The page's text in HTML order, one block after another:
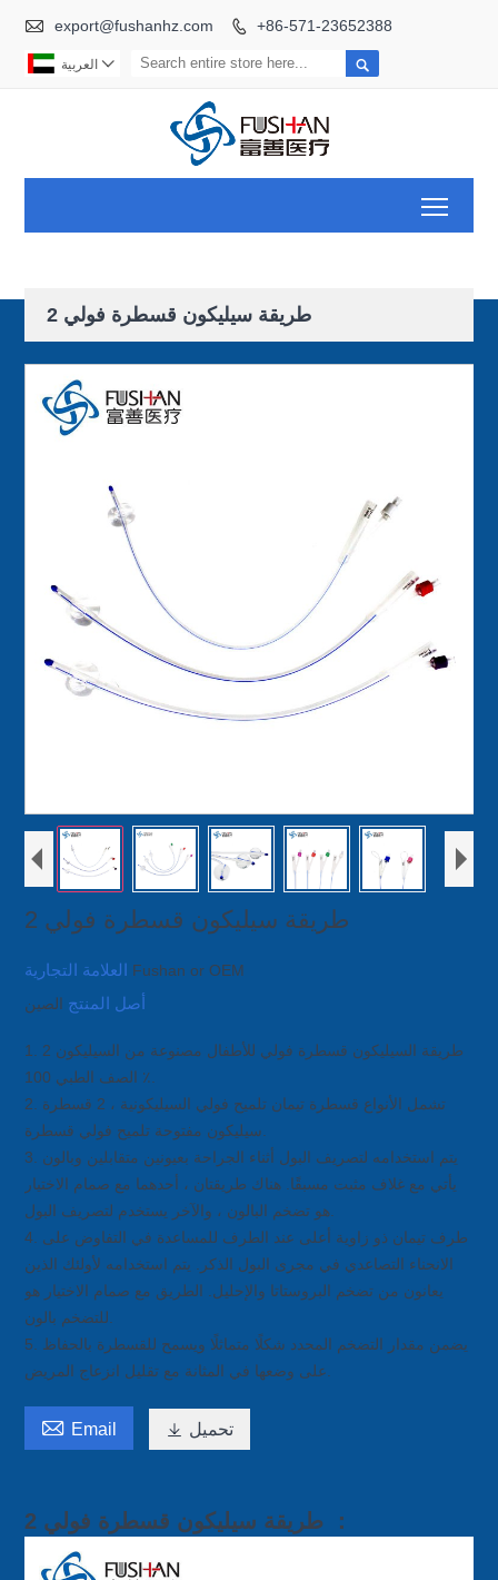
 export@fushanhz.com  +86-571-23652388
 العربية 
2 طريقة سيليكون قسطرة فولي
2 طريقة سيليكون قسطرة فولي
Fushan or OEM
أصل المنتج الصين
1. 2 طريقة السيليكون قسطرة فولي للأطفال مصنوعة من السيليكون
الصف الطبي 100 ٪.
2. تشمل الأنواع قسطرة تيمان تلميح فولي السيليكونية ، 2 قسطرة
سيليكون مفتوحة تلميح فولي قسطرة.
3. يتم استخدامه لتصريف البول أثناء الجراحة بعيونين متقابلين وبالون
يأتي مع غلاف مثبت مسبقًا. هناك طريقتان ، أحدهما مع صمام الاختيار
هو تضخم البالون ، والآخر يستخدم لتصريف البول.
4. طرف تيمان ذو زاوية أعلى عند الطرف للمساعدة في التفاوض على
الانحناء التصاعدي في مجرى البول الذكر. يتم استخدامه لأولئك الذين
يعانون من تضخم البروستاتا والإحليل. الطريق مع صمام الاختيار هو
للتضخم بالون.
5. يضمن مقدار التضخم المحدد شكلًا متماثلًا ويسمح للقسطرة بالحفاظ
على وضعها في المثانة مع تقليل انزعاج المريض.
 Email  تحميل
2 طريقة سيليكون قسطرة فولي ：